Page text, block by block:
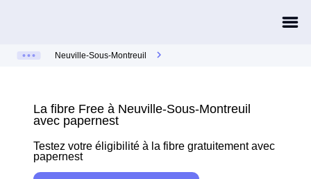
Neuville-Sous-Montreuil
La fibre Free à Neuville-Sous-Montreuil
avec papernest
Testez votre éligibilité à la fibre gratuitement avec
papernest